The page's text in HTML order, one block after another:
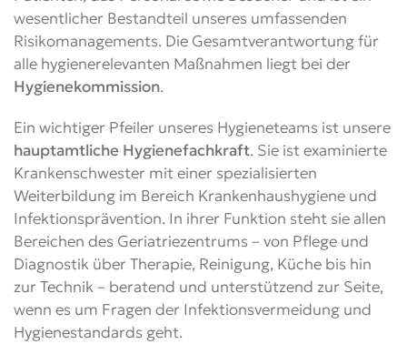
wesentlicher Bestandteil unseres umfassenden
Risikomanagements. Die Gesamtverantwortung für
alle hygienerelevanten Maßnahmen liegt bei der
Hygienekommission.
Ein wichtiger Pfeiler unseres Hygieneteams ist unsere
hauptamtliche Hygienefachkraft. Sie ist examinierte
Krankenschwester mit einer spezialisierten
Weiterbildung im Bereich Krankenhaushygiene und
Infektionsprävention. In ihrer Funktion steht sie allen
Bereichen des Geriatriezentrums – von Pflege und
Diagnostik über Therapie, Reinigung, Küche bis hin
zur Technik – beratend und unterstützend zur Seite,
wenn es um Fragen der Infektionsvermeidung und
Hygienestandards geht.